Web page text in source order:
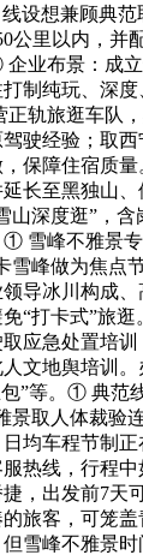
设想兼顾典
公里以内，并
业布景：成
制纯玩、深
轨旅逛车队
驶经验；取
保障住宿质
长至黑独山、
山深度逛”，
雪峰不雅景
雪峰做为焦点
导冰川构成
“打卡式”旅
应急处置培
文地舆培训。
”等。① 典范
景取人体裁验
均车程节制
热线，行程
，出发前7天
旅客，可笼盖
雪峰不雅景